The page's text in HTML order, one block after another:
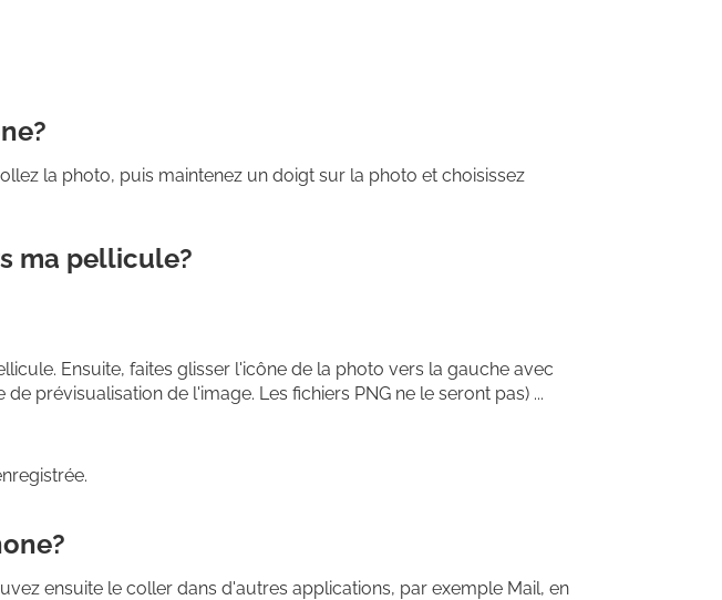
la photo, puis maintenez un doigt sur la photo et choisissez
ma pellicule?
Ensuite, faites glisser l'icône de la photo vers la gauche avec
prévisualisation de l'image. Les fichiers PNG ne le seront pas) ...
ensuite le coller dans d'autres applications, par exemple Mail, en